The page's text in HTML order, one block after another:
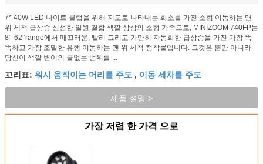
7* 40W LED 나이트 클럽을 위해 지도로 나타내는 화소를 가진 소형 이동하는 맨
위 세척 급상승 신선한 일원 결합 색깔 상상의 소형 가족으로, MINIZOOM 740FP는
8°-62°range에서 매끄러운, 빨리 그리고 가만히 자동화한 급상승을 가진 가장 똑
똑하고 가장 조밀한 유행 이동하는 맨 위 세척 정착물입니다. 그것은 뿐만 아니라
당신이 색깔 변이의 끝없는 범위를 ...
꼬리표: 워시 움직이는 머리를 주도 , 이동 세차를 주도
제품 설명 >
가장 저렴 한 가격 으로